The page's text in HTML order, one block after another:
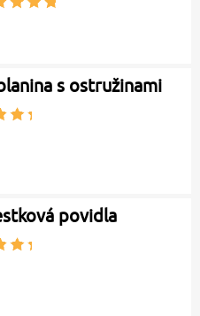
s ostružinami
povidla